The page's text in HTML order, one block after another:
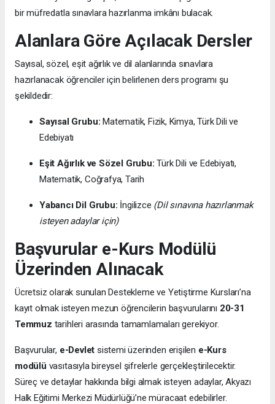
bir müfredatla sınavlara hazırlanma imkânı bulacak.
Alanlara Göre Açılacak Dersler
Sayısal, sözel, eşit ağırlık ve dil alanlarında sınavlara
hazırlanacak öğrenciler için belirlenen ders programı şu
şekildedir:
Sayısal Grubu: Matematik, Fizik, Kimya, Türk Dili ve
Edebiyatı
Eşit Ağırlık ve Sözel Grubu: Türk Dili ve Edebiyatı,
Matematik, Coğrafya, Tarih
Yabancı Dil Grubu: İngilizce (Dil sınavına hazırlanmak
isteyen adaylar için)
Başvurular e-Kurs Modülü
Üzerinden Alınacak
Ücretsiz olarak sunulan Destekleme ve Yetiştirme Kursları’na
kayıt olmak isteyen mezun öğrencilerin başvurularını 20-31
Temmuz tarihleri arasında tamamlamaları gerekiyor.
Başvurular, e-Devlet sistemi üzerinden erişilen e-Kurs
modülü vasıtasıyla bireysel şifrelerle gerçekleştirilecektir.
Süreç ve detaylar hakkında bilgi almak isteyen adaylar, Akyazı
Halk Eğitimi Merkezi Müdürlüğü’ne müracaat edebilirler.